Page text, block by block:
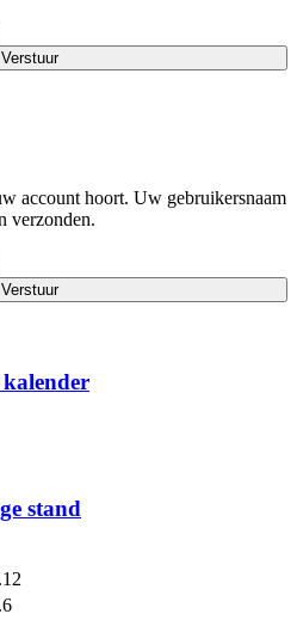
Verstuur
account hoort. Uw gebruikersnaam
verzonden.
Verstuur
stand